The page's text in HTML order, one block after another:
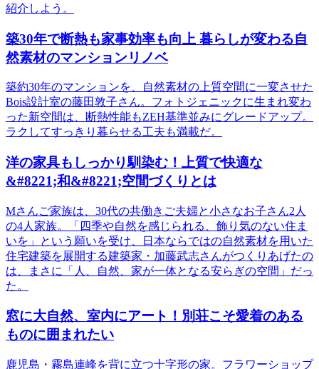
紹介しよう。
築30年で断熱も家事効率も向上 暮らしが変わる自
然素材のマンションリノベ
築約30年のマンションを、自然素材の上質空間に一変させた
Bois設計室の藤田敦子さん。フォトジェニックに生まれ変わ
った新空間は、断熱性能もZEH基準並みにグレードアップ。
ラクしてすっきり暮らせる工夫も満載だ。
洋の家具もしっかり馴染む！上質で快適な
&#8221;和&#8221;空間づくりとは
Mさんご家族は、30代の共働きご夫婦と小さなお子さん2人
の4人家族。「四季や自然を感じられる、飾り気のない住ま
いを」という願いを受け、日本ならではの自然素材を用いた
住宅建築を展開する建築家・加藤武志さんがつくりあげたの
は、まさに「人、自然、家が一体となる安らぎの空間」だっ
た。
窓に大自然、室内にアート！別荘こそ愛着のある
ものに囲まれたい
鹿児島・霧島連峰を背に立つ十字形の家。フラワーショップ